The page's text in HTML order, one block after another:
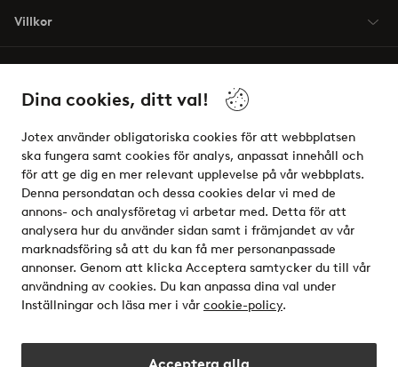
Dina cookies, ditt val!
Jotex använder obligatoriska cookies för att webbplatsen
ska fungera samt cookies för analys, anpassat innehåll och
för att ge dig en mer relevant upplevelse på vår webbplats.
Denna persondatan och dessa cookies delar vi med de
annons- och analysföretag vi arbetar med. Detta för att
analysera hur du använder sidan samt i främjandet av vår
marknadsföring så att du kan få mer personanpassade
annonser. Genom att klicka Acceptera samtycker du till vår
användning av cookies. Du kan anpassa dina val under
Inställningar och läsa mer i vår cookie-policy.
Villkor
Säkra betalningar - Betala direkt eller dela upp
Vill du veta mer om våra betalalternativ?
elpy